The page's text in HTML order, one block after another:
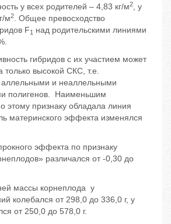
у всех родителей – 4,83 кг/м2, у
м2. Общее превосходство
F1 над родительскими линиями
гибридов с их участием может
только высокой СКС, т.е.
и неаллельными
полигенов. Наименьшим
этому признаку обладала линия
материнского эффекта изменялся
эффекта по признаку
различался от -0,30 до
массы корнеплода у
колебался от 298,0 до 336,0 г, у
от 250,0 до 578,0 г.